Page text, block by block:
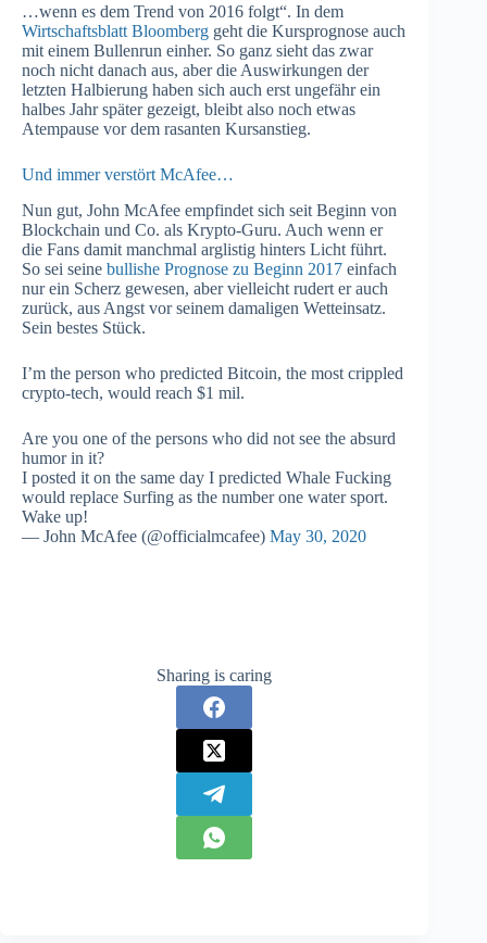
…wenn es dem Trend von 2016 folgt“. In dem
Wirtschaftsblatt Bloomberg geht die Kursprognose auch
mit einem Bullenrun einher. So ganz sieht das zwar
noch nicht danach aus, aber die Auswirkungen der
letzten Halbierung haben sich auch erst ungefähr ein
halbes Jahr später gezeigt, bleibt also noch etwas
Atempause vor dem rasanten Kursanstieg.
Und immer verstört McAfee…
Nun gut, John McAfee empfindet sich seit Beginn von
Blockchain und Co. als Krypto-Guru. Auch wenn er
die Fans damit manchmal arglistig hinters Licht führt.
So sei seine bullishe Prognose zu Beginn 2017 einfach
nur ein Scherz gewesen, aber vielleicht rudert er auch
zurück, aus Angst vor seinem damaligen Wetteinsatz.
Sein bestes Stück.
I’m the person who predicted Bitcoin, the most crippled
crypto-tech, would reach $1 mil.
Are you one of the persons who did not see the absurd
humor in it?
I posted it on the same day I predicted Whale Fucking
would replace Surfing as the number one water sport.
Wake up!
— John McAfee (@officialmcafee) May 30, 2020
Sharing is caring